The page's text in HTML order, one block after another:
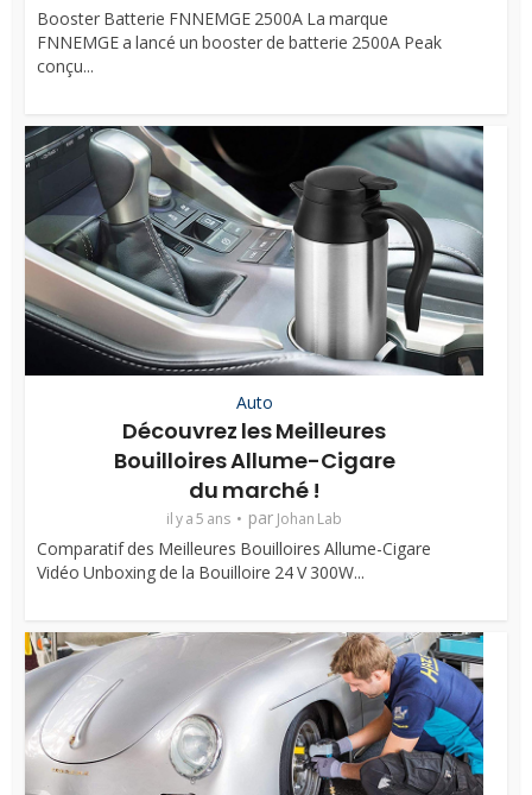
Booster Batterie FNNEMGE 2500A La marque
FNNEMGE a lancé un booster de batterie 2500A Peak
conçu...
Auto
Découvrez les Meilleures
Bouilloires Allume-Cigare
du marché !
il y a 5 ans par Johan Lab
Comparatif des Meilleures Bouilloires Allume-Cigare
Vidéo Unboxing de la Bouilloire 24 V 300W...